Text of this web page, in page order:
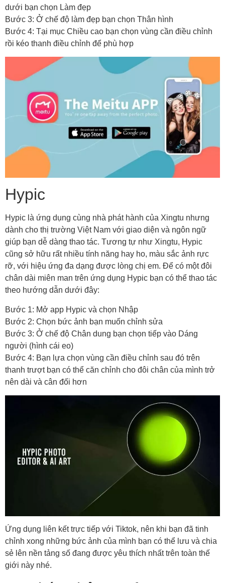
dưới bạn chọn Làm đẹp
Bước 3: Ở chế độ làm đẹp bạn chọn Thân hình
Bước 4: Tại mục Chiều cao bạn chọn vùng cần điều chỉnh
rồi kéo thanh điều chỉnh để phù hợp
Hypic
Hypic là ứng dụng cùng nhà phát hành của Xingtu nhưng
dành cho thị trường Việt Nam với giao diện và ngôn ngữ
giúp bạn dễ dàng thao tác. Tương tự như Xingtu, Hypic
cũng sở hữu rất nhiều tính năng hay ho, màu sắc ảnh rực
rỡ, với hiệu ứng đa dạng được lòng chị em. Để có một đôi
chân dài miên man trên ứng dụng Hypic bạn có thể thao tác
theo hướng dẫn dưới đây:
Bước 1: Mở app Hypic và chọn Nhập
Bước 2: Chọn bức ảnh bạn muốn chỉnh sửa
Bước 3: Ở chế độ Chân dung bạn chọn tiếp vào Dáng
người (hình cái eo)
Bước 4: Bạn lựa chọn vùng cần điều chỉnh sau đó trên
thanh trượt bạn có thể căn chỉnh cho đôi chân của mình trở
nên dài và cân đối hơn
Ứng dụng liên kết trực tiếp với Tiktok, nên khi bạn đã tinh
chỉnh xong những bức ảnh của mình bạn có thể lưu và chia
sẻ lên nền tảng số đang được yêu thích nhất trên toàn thế
giới này nhé.